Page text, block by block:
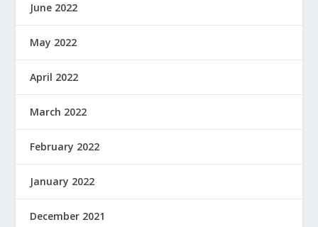
June 2022
May 2022
April 2022
March 2022
February 2022
January 2022
December 2021